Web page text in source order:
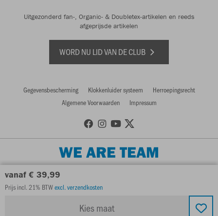
vanaf € 39,99
Prijs incl. 21% BTWexcl. verzendkosten
Kies maat
Uitgezonderd fan-, Organic- & Doubletex-artikelen en reeds
afgeprijsde artikelen
WORD NU LID VAN DE CLUB
Gegevensbescherming Klokkenluider systeem
Herroepingsrecht
Algemene Voorwaarden
Impressum
WE ARE TEAM